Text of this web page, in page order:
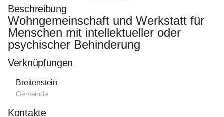
Beschreibung
Wohngemeinschaft und Werkstatt für
Menschen mit intellektueller oder
psychischer Behinderung
Verknüpfungen
Breitenstein
Gemeinde
Kontakte